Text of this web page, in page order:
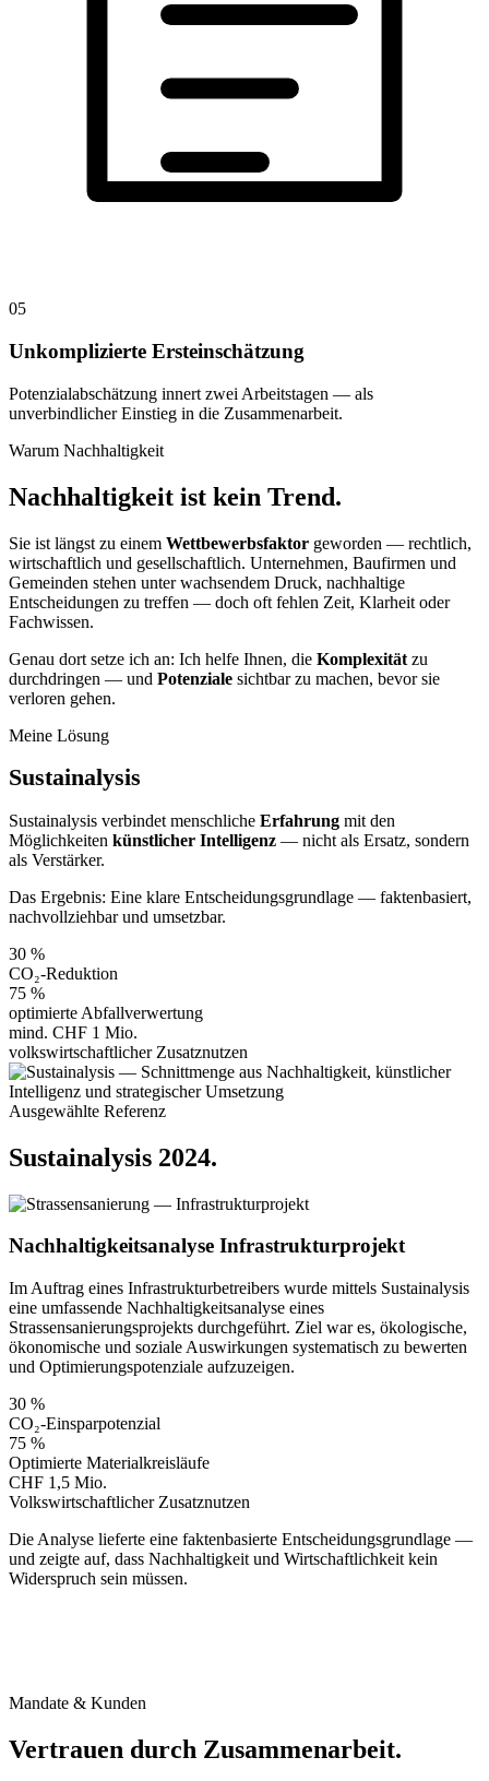
05
Unkomplizierte Ersteinschätzung
Potenzialabschätzung innert zwei Arbeitstagen — als
unverbindlicher Einstieg in die Zusammenarbeit.
Warum Nachhaltigkeit
Nachhaltigkeit ist kein Trend.
Sie ist längst zu einem Wettbewerbsfaktor geworden — rechtlich,
wirtschaftlich und gesellschaftlich. Unternehmen, Baufirmen und
Gemeinden stehen unter wachsendem Druck, nachhaltige
Entscheidungen zu treffen — doch oft fehlen Zeit, Klarheit oder
Fachwissen.
Genau dort setze ich an: Ich helfe Ihnen, die Komplexität zu
durchdringen — und Potenziale sichtbar zu machen, bevor sie
verloren gehen.
Meine Lösung
Sustainalysis
Sustainalysis verbindet menschliche Erfahrung mit den
Möglichkeiten künstlicher Intelligenz — nicht als Ersatz, sondern
als Verstärker.
Das Ergebnis: Eine klare Entscheidungsgrundlage — faktenbasiert,
nachvollziehbar und umsetzbar.
30 %
CO₂-Reduktion
75 %
optimierte Abfallverwertung
mind. CHF 1 Mio.
volkswirtschaftlicher Zusatznutzen
Ausgewählte Referenz
Sustainalysis 2024.
Nachhaltigkeitsanalyse Infrastrukturprojekt
Im Auftrag eines Infrastrukturbetreibers wurde mittels Sustainalysis
eine umfassende Nachhaltigkeitsanalyse eines
Strassensanierungsprojekts durchgeführt. Ziel war es, ökologische,
ökonomische und soziale Auswirkungen systematisch zu bewerten
und Optimierungspotenziale aufzuzeigen.
30 %
CO₂-Einsparpotenzial
75 %
Optimierte Materialkreisläufe
CHF 1,5 Mio.
Volkswirtschaftlicher Zusatznutzen
Die Analyse lieferte eine faktenbasierte Entscheidungsgrundlage —
und zeigte auf, dass Nachhaltigkeit und Wirtschaftlichkeit kein
Widerspruch sein müssen.
Mandate & Kunden
Vertrauen durch Zusammenarbeit.